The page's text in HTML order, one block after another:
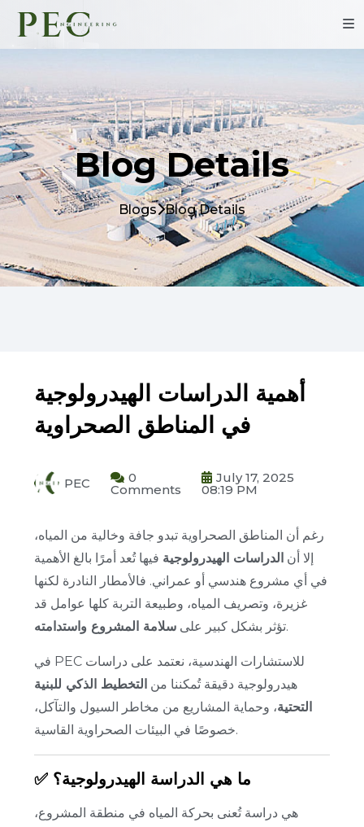
Blog Details
Blogs Blog Details
أهمية الدراسات الهيدرولوجية
في المناطق الصحراوية
PEC 0
Comments
July 17, 2025
08:19 PM
رغم أن المناطق الصحراوية تبدو جافة وخالية من المياه،
إلا أن الدراسات الهيدرولوجية فيها تُعد أمرًا بالغ الأهمية
في أي مشروع هندسي أو عمراني. فالأمطار النادرة لكنها
غزيرة، وتصريف المياه، وطبيعة التربة كلها عوامل قد
تؤثر بشكل كبير على سلامة المشروع واستدامته .
في PEC للاستشارات الهندسية، نعتمد على دراسات
هيدرولوجية دقيقة تُمكننا من التخطيط الذكي للبنية
التحتية، وحماية المشاريع من مخاطر السيول والتآكل،
خصوصًا في البيئات الصحراوية القاسية.
✅ ما هي الدراسة الهيدرولوجية؟
هي دراسة تُعنى بحركة المياه في منطقة المشروع،